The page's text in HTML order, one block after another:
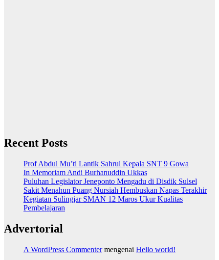
Recent Posts
Prof Abdul Mu’ti Lantik Sahrul Kepala SNT 9 Gowa
In Memoriam Andi Burhanuddin Ukkas
Puluhan Legislator Jeneponto Mengadu di Disdik Sulsel
Sakit Menahun Puang Nursiah Hembuskan Napas Terakhir
Kegiatan Sulingjar SMAN 12 Maros Ukur Kualitas
Pembelajaran
Advertorial
A WordPress Commentermengenai Hello world!